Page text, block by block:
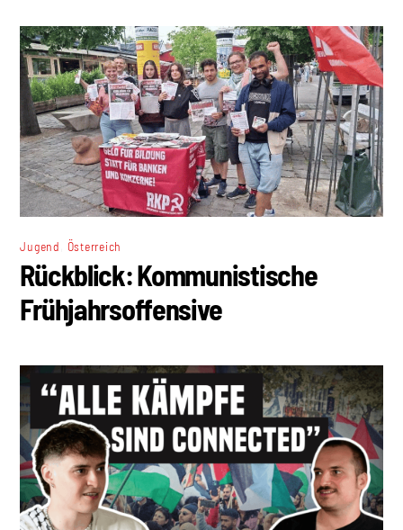
Jugend Österreich
Rückblick: Kommunistische
Frühjahrsoffensive